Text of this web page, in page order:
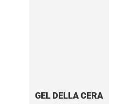
GEL DELLA CERA